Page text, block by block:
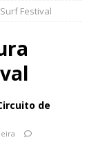
Festival
de